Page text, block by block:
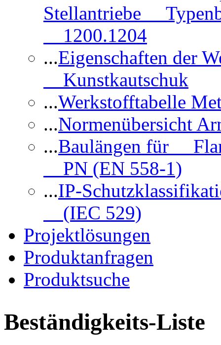
Stellantriebe
1200.1204
...Eigenschaften der
Kunstkautschuk
...Werkstofftabelle
...Normenübersicht
...Baulängen für
PN (EN 558-1)
...IP-
(IEC 529)
Projektlösungen
Produktanfragen
Produktsuche
Beständigkeits-Liste